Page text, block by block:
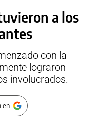
a los
con la
lograron
involucrados.
en